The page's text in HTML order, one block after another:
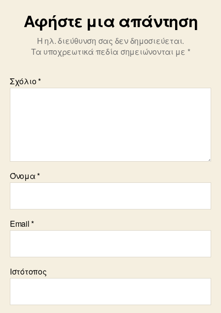
Αφήστε μια απάντηση
Η ηλ. διεύθυνση σας δεν δημοσιεύεται.
Τα υποχρεωτικά πεδία σημειώνονται με *
Σχόλιο*
Όνομα*
Email*
Ιστότοπος